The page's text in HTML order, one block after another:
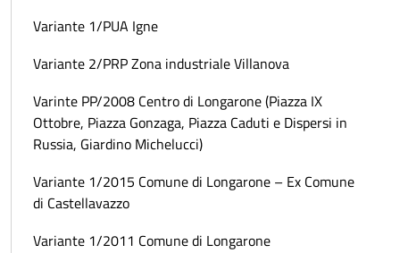
Variante 1/PUA Igne
Variante 2/PRP Zona industriale Villanova
Varinte PP/2008 Centro di Longarone (Piazza IX
Ottobre, Piazza Gonzaga, Piazza Caduti e Dispersi in
Russia, Giardino Michelucci)
Variante 1/2015 Comune di Longarone – Ex Comune
di Castellavazzo
Variante 1/2011 Comune di Longarone